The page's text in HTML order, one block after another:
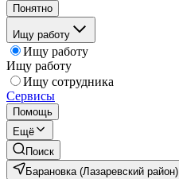
Понятно
Ищу работу
Ищу работу
Ищу работу
Ищу сотрудника
Сервисы
Помощь
Ещё
Поиск
Барановка (Лазаревский район)